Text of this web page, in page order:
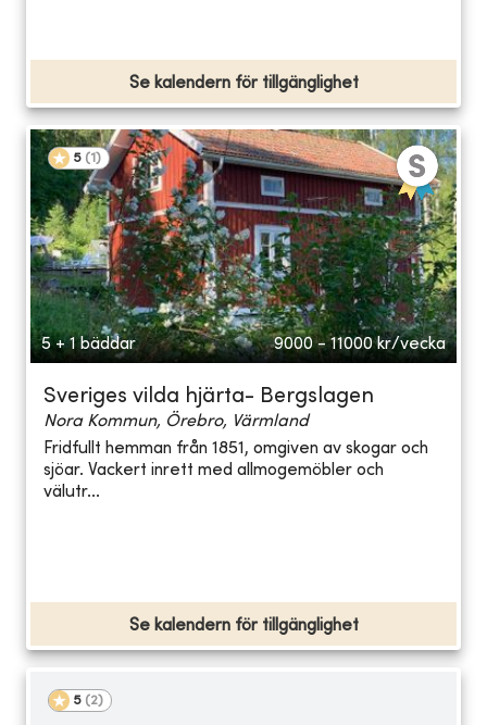
Se kalendern för tillgänglighet
5 (1 )
5 + 1 bäddar 9000 - 11000 kr/vecka
Sveriges vilda hjärta- Bergslagen
Nora Kommun, Örebro, Värmland
Fridfullt hemman från 1851, omgiven av skogar och
sjöar. Vackert inrett med allmogemöbler och
välutr...
Se kalendern för tillgänglighet
5 (2)